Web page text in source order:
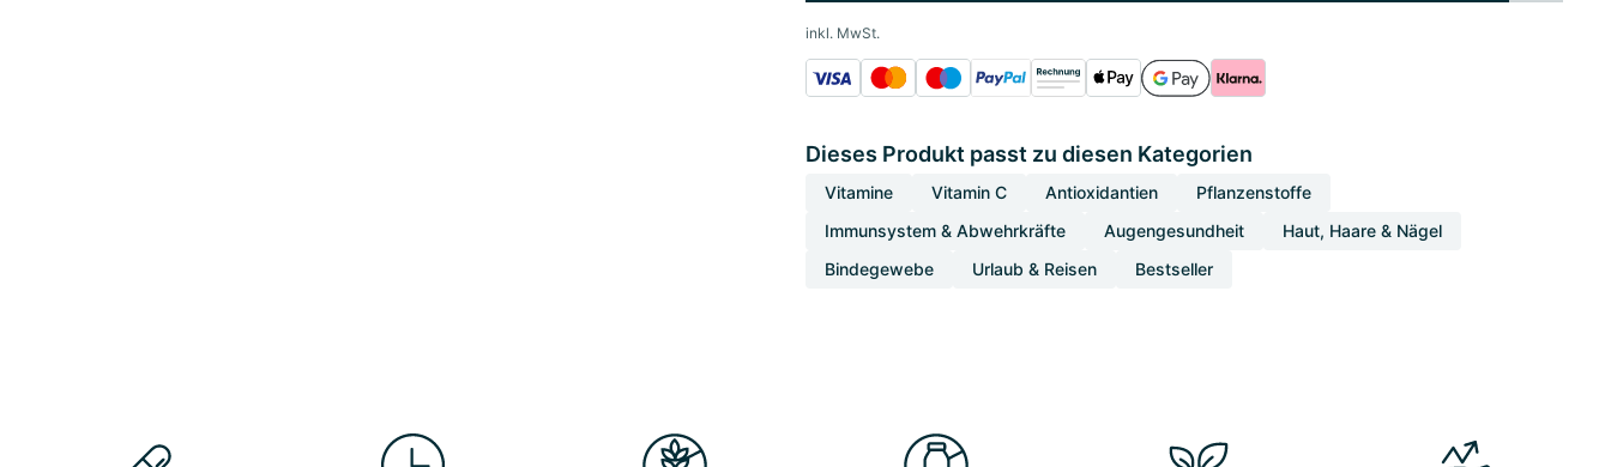
inkl. MwSt.
Dieses Produkt passt zu diesen Kategorien
Vitamine Vitamin C Antioxidantien
Pflanzenstoffe
Immunsystem & Abwehrkräfte
Augengesundheit
Haut, Haare & Nägel
Bindegewebe
Urlaub & Reisen Bestseller